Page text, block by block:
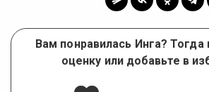
Вам понравилась Инга? Тогда
оценку или добавьте в